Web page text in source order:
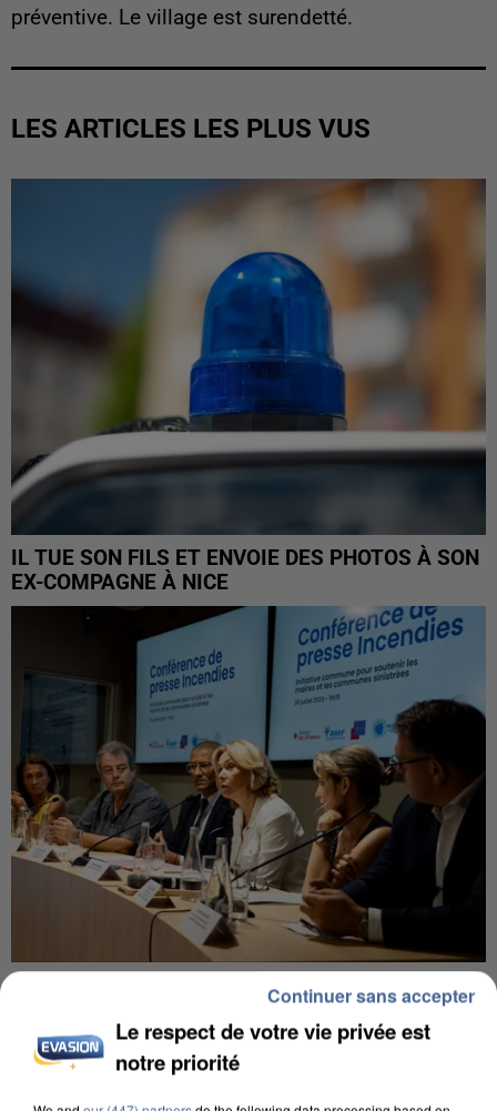
préventive. Le village est surendetté.
LES ARTICLES LES PLUS VUS
IL TUE SON FILS ET ENVOIE DES PHOTOS À SON
EX-COMPAGNE À NICE
INCENDIES : L’ÎLE-DE-FRANCE LANCE UN ÉLAN
DE SOLIDARITÉ AVEC LES...
Le respect de votre vie privée est
notre priorité
Continuer sans accepter